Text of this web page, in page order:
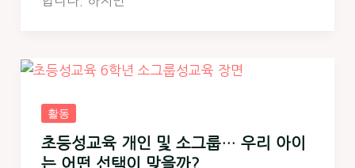
활동
초등성교육 개인 및 소그룹… 우리 아이
는 어떤 선택이 맞을까?